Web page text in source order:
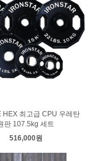
HEX 최고급 CPU 우레탄
판 107.5kg 세트
516,000원